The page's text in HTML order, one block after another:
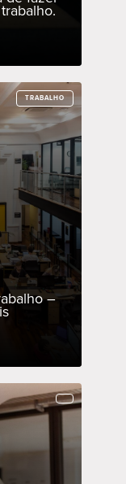
TRABALHO
–
TRABALHO